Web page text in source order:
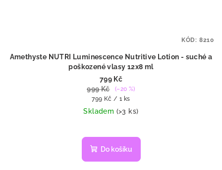
Amethyste NUTRI Luminescence Nutritive Lotion - suché a
poškozené vlasy 12x8 ml
799 Kč
999 Kč
(–20 %)
Měrná
cena:
799 Kč / 1 ks
Skladem (>3 ks)
Do košíku
KÓD: 8210